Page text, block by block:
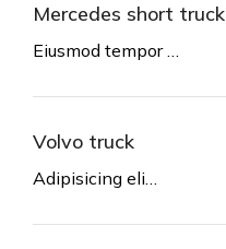
Mercedes short truck
Eiusmod tempor …
Volvo truck
Adipisicing eli…